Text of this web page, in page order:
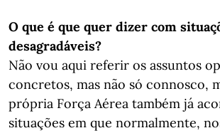
O que é que quer dizer com
desagradáveis?
Não vou aqui referir os assuntos
concretos, mas não só connosco,
própria Força Aérea também já
situações em que normalmente,